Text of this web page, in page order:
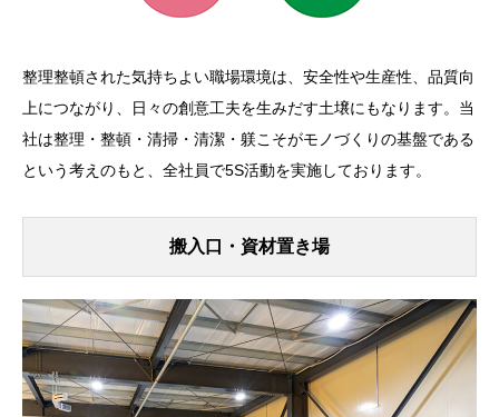
整理整頓された気持ちよい職場環境は、安全性や生産性、品質向
上につながり、日々の創意工夫を生みだす土壌にもなります。当
社は整理・整頓・清掃・清潔・躾こそがモノづくりの基盤である
という考えのもと、全社員で5S活動を実施しております。
搬入口・資材置き場